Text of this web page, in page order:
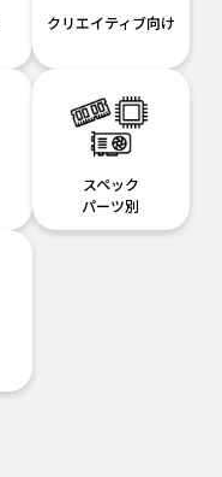
クリエイティブ向け
スペック
パーツ別